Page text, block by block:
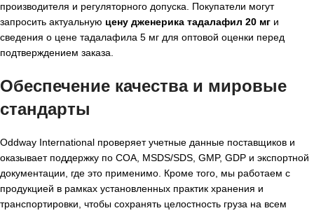
производителя и регуляторного допуска. Покупатели могут
запросить актуальную цену дженерика тадалафил 20 мг и
сведения о цене тадалафила 5 мг для оптовой оценки перед
подтверждением заказа.
Обеспечение качества и мировые
стандарты
Oddway International проверяет учетные данные поставщиков и
оказывает поддержку по COA, MSDS/SDS, GMP, GDP и экспортной
документации, где это применимо. Кроме того, мы работаем с
продукцией в рамках установленных практик хранения и
транспортировки, чтобы сохранять целостность груза на всем